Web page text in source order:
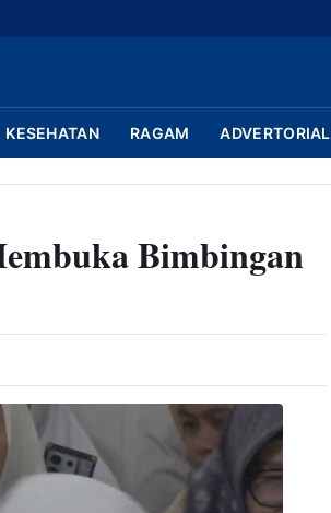
KESEHATAN RAGAM ADVERTORIAL
Bimbingan